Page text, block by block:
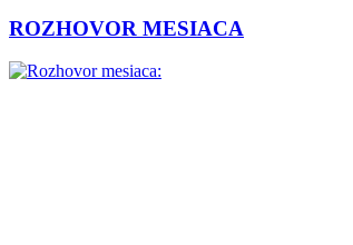
ROZHOVOR MESIACA